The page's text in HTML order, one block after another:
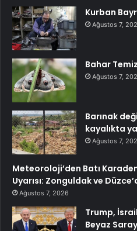
Kurban
Ağustos 7,
Bahar
Ağustos 7,
Barınak
kayalıkta
Ağustos 7,
Meteoroloji’den Batı
Uyarısı: Zonguldak ve
Ağustos 7, 2026
Trump,
Beyaz